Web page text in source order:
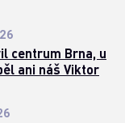
centrum Brna, u
ani náš Viktor